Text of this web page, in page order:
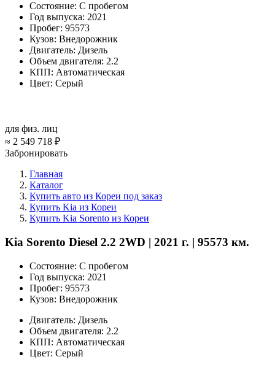
Состояние: С пробегом
Год выпуска: 2021
Пробег: 95573
Кузов: Внедорожник
Двигатель: Дизель
Объем двигателя: 2.2
КПП: Автоматическая
Цвет: Серый
для физ. лиц
≈ 2 549 718 ₽
Забронировать
Главная
Каталог
Купить авто из Кореи под заказ
Купить Kia из Кореи
Купить Kia Sorento из Кореи
Kia Sorento Diesel 2.2 2WD | 2021 г. | 95573 км.
Состояние: С пробегом
Год выпуска: 2021
Пробег: 95573
Кузов: Внедорожник
Двигатель: Дизель
Объем двигателя: 2.2
КПП: Автоматическая
Цвет: Серый